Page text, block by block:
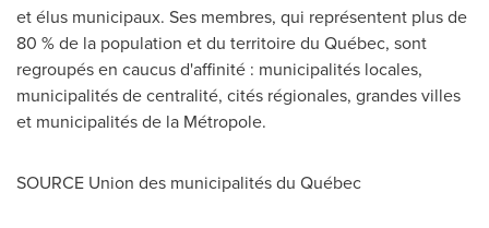
et élus municipaux. Ses membres, qui représentent plus de
80 % de la population et du territoire du Québec, sont
regroupés en caucus d'affinité : municipalités locales,
municipalités de centralité, cités régionales, grandes villes
et municipalités de la Métropole.
SOURCE Union des municipalités du Québec